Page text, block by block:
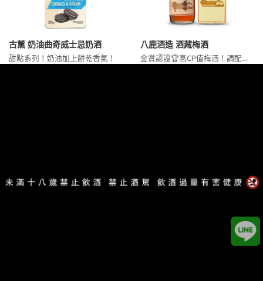
古薰 奶油曲奇威士忌奶酒
甜點系列！奶油加上餅乾香氣！
八鹿酒造 酒藏梅酒
金賞認證🏆高CP值梅酒！調配氣泡水或紅茶也超好喝～